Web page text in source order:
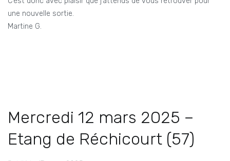
une nouvelle sortie.
Martine G.
Mercredi 12 mars 2025 –
Etang de Réchicourt (57)